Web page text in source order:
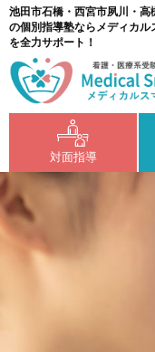
池田市石橋・西宮市夙川・
の個別指導塾ならメディカ
を全力サポート！
対面指導